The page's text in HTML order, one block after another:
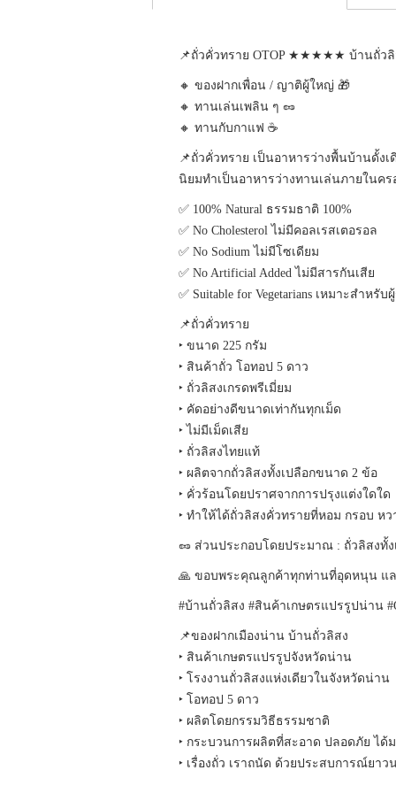
📌ถั่วคั่วทราย OTOP ★★★★★ บ้านถั่ว
🔸 ของฝากเพื่อน / ญาติผู้ใหญ่ 🎁
🔸 ทานเล่นเพลิน ๆ 🥜
🔸 ทานกับกาแฟ ☕
📌ถั่วคั่วทราย เป็นอาหารว่างพื้นบ้านดั้ง
นิยมทำเป็นอาหารว่างทานเล่นภายในค
✅ 100% Natural ธรรมธาติ 100%
✅ No Cholesterol ไม่มีคอลเรสเตอรอล
✅ No Sodium ไม่มีโซเดียม
✅ No Artificial Added ไม่มีสารกันเสีย
✅ Suitable for Vegetarians เหมาะสำหรั
📌ถั่วคั่วทราย
‣ ขนาด 225 กรัม
‣ สินค้าถั่ว โอทอป 5 ดาว
‣ ถั่วลิสงเกรดพรีเมี่ยม
‣ คัดอย่างดีขนาดเท่ากันทุกเม็ด
‣ ไม่มีเม็ดเสีย
‣ ถั่วลิสงไทยแท้
‣ ผลิตจากถั่วลิสงทั้งเปลือกขนาด 2 ข้อ
‣ คั่วร้อนโดยปราศจากการปรุงแต่งใดใด
‣ ทำให้ได้ถั่วลิสงคั่วทรายที่หอม กรอบ
🥜 ส่วนประกอบโดยประมาณ : ถั่วลิสงทั้ง
🙏 ขอบพระคุณลูกค้าทุกท่านที่อุดหนุน แ
#บ้านถั่วลิสง #สินค้าเกษตรแปรรูปน่าน
📌ของฝากเมืองน่าน บ้านถั่วลิสง
‣ สินค้าเกษตรแปรรูปจังหวัดน่าน
‣ โรงงานถั่วลิสงแห่งเดียวในจังหวัดน่าน
‣ โอทอป 5 ดาว
‣ ผลิตโดยกรรมวิธีธรรมชาติ
‣ กระบวนการผลิตที่สะอาด ปลอดภัย ได้
‣ เรื่องถั่ว เราถนัด ด้วยประสบการณ์ยาว